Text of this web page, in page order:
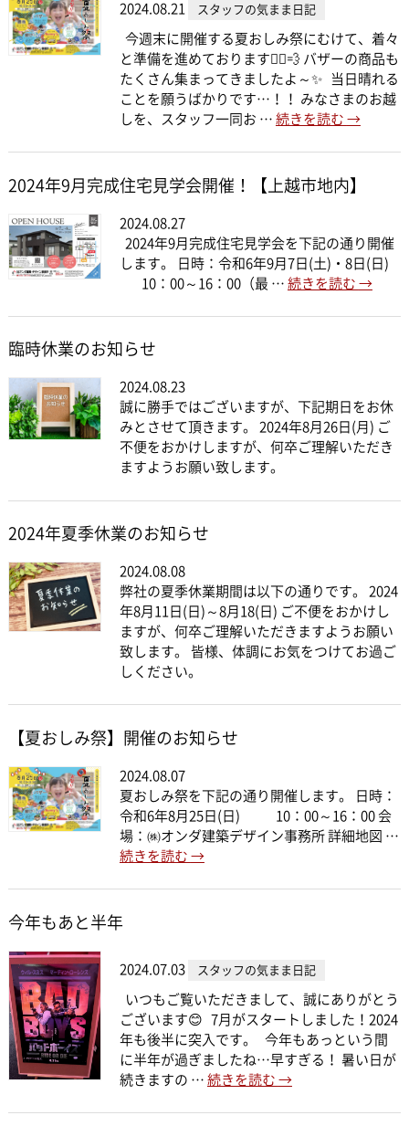
2024.08.21 スタッフの気まま日記
今週末に開催する夏おしみ祭にむけて、着々
と準備を進めております🏃‍♂️💨 バザーの商品も
たくさん集まってきましたよ～✨ 当日晴れる
ことを願うばかりです…！！ みなさまのお越
しを、スタッフ一同お … 続きを読む →
2024年9月完成住宅見学会開催！【上越市地内】
2024.08.27
2024年9月完成住宅見学会を下記の通り開催
します。 日時：令和6年9月7日(土)・8日(日)
10：00～16：00（最 … 続きを読む →
臨時休業のお知らせ
2024.08.23
誠に勝手ではございますが、下記期日をお休
みとさせて頂きます。 2024年8月26日(月) ご
不便をおかけしますが、何卒ご理解いただき
ますようお願い致します。
2024年夏季休業のお知らせ
2024.08.08
弊社の夏季休業期間は以下の通りです。 2024
年8月11日(日)～8月18(日) ご不便をおかけし
ますが、何卒ご理解いただきますようお願い
致します。 皆様、体調にお気をつけてお過ご
しください。
【夏おしみ祭】開催のお知らせ
2024.08.07
夏おしみ祭を下記の通り開催します。 日時：
令和6年8月25日(日) 10：00～16：00 会
場：㈱オンダ建築デザイン事務所 詳細地図 …
続きを読む →
今年もあと半年
2024.07.03 スタッフの気まま日記
いつもご覧いただきまして、誠にありがとう
ございます😊 7月がスタートしました！2024
年も後半に突入です。 今年もあっという間
に半年が過ぎましたね…早すぎる！ 暑い日が
続きますの … 続きを読む →